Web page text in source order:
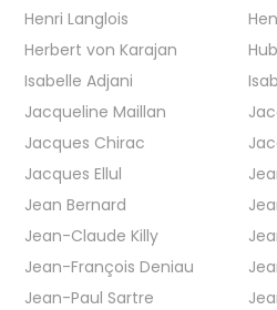
Henri Langlois
Herbert von Karajan
Isabelle Adjani
Jacqueline Maillan
Jacques Chirac
Jacques Ellul
Jean Bernard
Jean-Claude Killy
Jean-François Deniau
Jean-Paul Sartre